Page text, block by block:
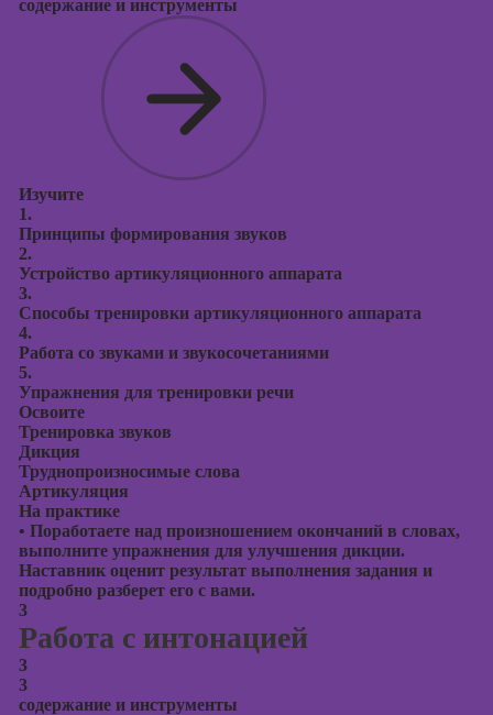
содержание и инструменты
Изучите
1.
Принципы формирования звуков
2.
Устройство артикуляционного аппарата
3.
Способы тренировки артикуляционного аппарата
4.
Работа со звуками и звукосочетаниями
5.
Упражнения для тренировки речи
Освоите
Тренировка звуков
Дикция
Труднопроизносимые слова
Артикуляция
На практике
• Поработаете над произношением окончаний в словах,
выполните упражнения для улучшения дикции.
Наставник оценит результат выполнения задания и
подробно разберет его с вами.
3
Работа с интонацией
3
3
содержание и инструменты